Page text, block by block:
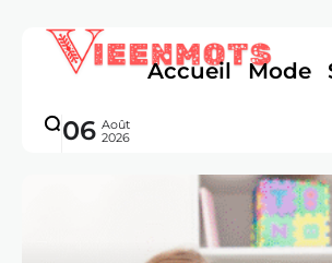
Accueil Mode
06 Août
2026